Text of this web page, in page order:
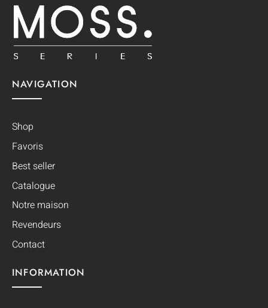
NAVIGATION
Shop
Favoris
Best seller
Catalogue
Notre maison
Revendeurs
Contact
INFORMATION